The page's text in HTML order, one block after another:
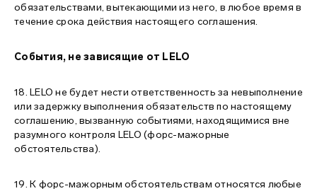
обязательствами, вытекающими из него, в любое время в
течение срока действия настоящего соглашения.
События, не зависящие от LELO
18. LELO не будет нести ответственность за невыполнение
или задержку выполнения обязательств по настоящему
соглашению, вызванную событиями, находящимися вне
разумного контроля LELO (форс-мажорные
обстоятельства).
19. К форс-мажорным обстоятельствам относятся любые